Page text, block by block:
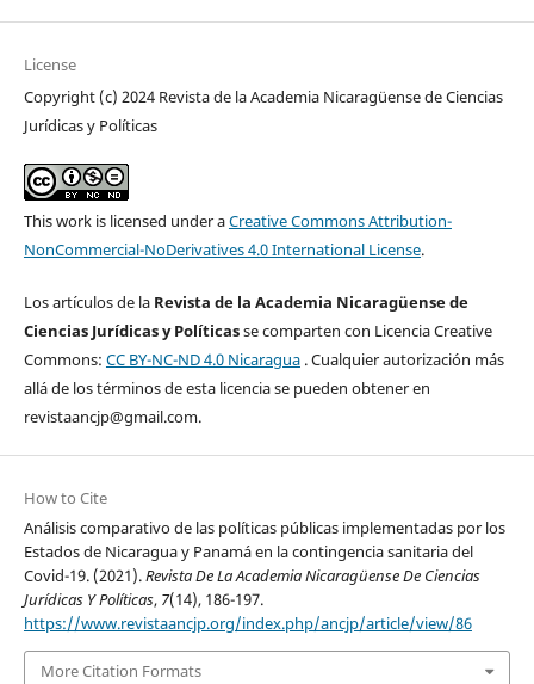
License
Copyright (c) 2024 Revista de la Academia Nicaragüense de Ciencias
Jurídicas y Políticas
This work is licensed under aCreative Commons Attribution-
NonCommercial-NoDerivatives 4.0 International License.
Los artículos de la Revista de la Academia Nicaragüense de
Ciencias Jurídicas y Políticasse comparten con Licencia Creative
Commons: CC BY-NC-ND 4.0 Nicaragua. Cualquier autorización más
allá de los términos de esta licencia se pueden obtener en
revistaancjp@gmail.com.
How to Cite
Análisis comparativo de las políticas públicas implementadas por los
Estados de Nicaragua y Panamá en la contingencia sanitaria del
Covid-19. (2021).Revista De La Academia Nicaragüense De Ciencias
Jurídicas Y Políticas, 7(14), 186-197.
https://www.revistaancjp.org/index.php/ancjp/article/view/86
More Citation Formats